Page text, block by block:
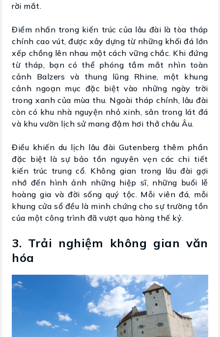
rời mắt.
Điểm nhấn trong kiến trúc của lâu đài là tòa tháp
chính cao vút, được xây dựng từ những khối đá lớn
xếp chồng lên nhau một cách vững chắc. Khi đứng
từ tháp, bạn có thể phóng tầm mắt nhìn toàn
cảnh Balzers và thung lũng Rhine, một khung
cảnh ngoạn mục đặc biệt vào những ngày trời
trong xanh của mùa thu. Ngoài tháp chính, lâu đài
còn có khu nhà nguyện nhỏ xinh, sân trong lát đá
và khu vườn lịch sử mang đậm hơi thở châu Âu.
Điều khiến du lịch lâu đài Gutenberg thêm phần
đặc biệt là sự bảo tồn nguyên vẹn các chi tiết
kiến trúc trung cổ. Không gian trong lâu đài gợi
nhớ đến hình ảnh những hiệp sĩ, những buổi lễ
hoàng gia và đời sống quý tộc. Mỗi viên đá, mỗi
khung cửa sổ đều là minh chứng cho sự trường tồn
của một công trình đã vượt qua hàng thế kỷ.
3. Trải nghiệm không gian văn
hóa